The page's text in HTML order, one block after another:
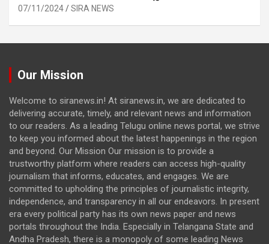
07/11/2024 SIRA NEWS
Our Mission
Welcome to siranews.in! At siranews.in, we are dedicated to
delivering accurate, timely, and relevant news and information
to our readers. As a leading Telugu online news portal, we strive
to keep you informed about the latest happenings in the region
and beyond. Our Mission Our mission is to provide a
trustworthy platform where readers can access high-quality
journalism that informs, educates, and engages. We are
committed to upholding the principles of journalistic integrity,
independence, and transparency in all our endeavors. In present
era every political party has its own news paper and news
portals throughout the India. Especially in Telangana State and
Andha Pradesh, there is a monopoly of some leading News